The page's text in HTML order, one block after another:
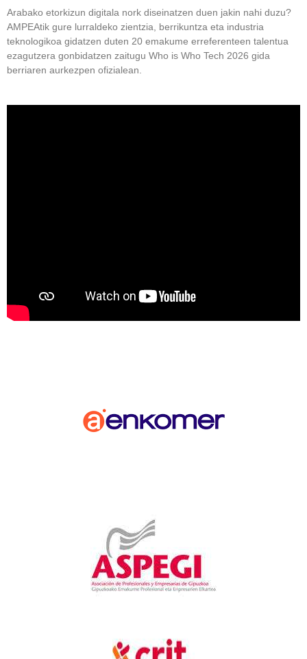
Arabako etorkizun digitala nork diseinatzen duen jakin nahi duzu?
AMPEAtik gure lurraldeko zientzia, berrikuntza eta industria
teknologikoa gidatzen duten 20 emakume erreferenteen talentua
ezagutzera gonbidatzen zaitugu Who is Who Tech 2026 gida
berriaren aurkezpen ofizialean.